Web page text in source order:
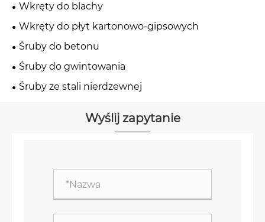
Wkręty do blachy
Wkręty do płyt kartonowo-gipsowych
Śruby do betonu
Śruby do gwintowania
Śruby ze stali nierdzewnej
Wyślij zapytanie